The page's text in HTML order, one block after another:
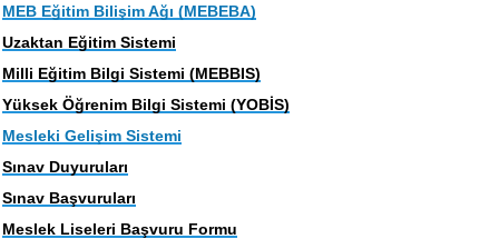
MEB Eğitim Bilişim Ağı (MEBEBA)
Uzaktan Eğitim Sistemi
Milli Eğitim Bilgi Sistemi (MEBBIS)
Yüksek Öğrenim Bilgi Sistemi (YOBİS)
Mesleki Gelişim Sistemi
Sınav Duyuruları
Sınav Başvuruları
Meslek Liseleri Başvuru Formu